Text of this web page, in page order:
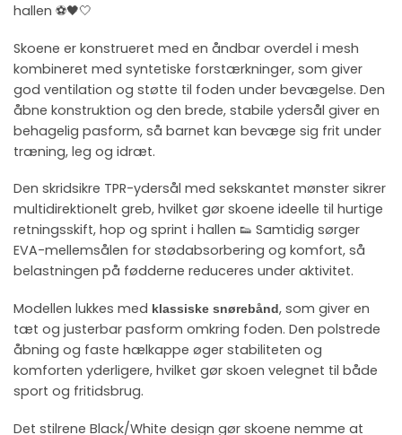
hallen ⚽🖤🤍
Skoene er konstrueret med en åndbar overdel i mesh
kombineret med syntetiske forstærkninger, som giver
god ventilation og støtte til foden under bevægelse. Den
åbne konstruktion og den brede, stabile ydersål giver en
behagelig pasform, så barnet kan bevæge sig frit under
træning, leg og idræt.
Den skridsikre TPR-ydersål med sekskantet mønster sikrer
multidirektionelt greb, hvilket gør skoene ideelle til hurtige
retningsskift, hop og sprint i hallen 👟 Samtidig sørger
EVA-mellemsålen for stødabsorbering og komfort, så
belastningen på fødderne reduceres under aktivitet.
Modellen lukkes med klassiske snørebånd, som giver en
tæt og justerbar pasform omkring foden. Den polstrede
åbning og faste hælkappe øger stabiliteten og
komforten yderligere, hvilket gør skoen velegnet til både
sport og fritidsbrug.
Det stilrene Black/White design gør skoene nemme at